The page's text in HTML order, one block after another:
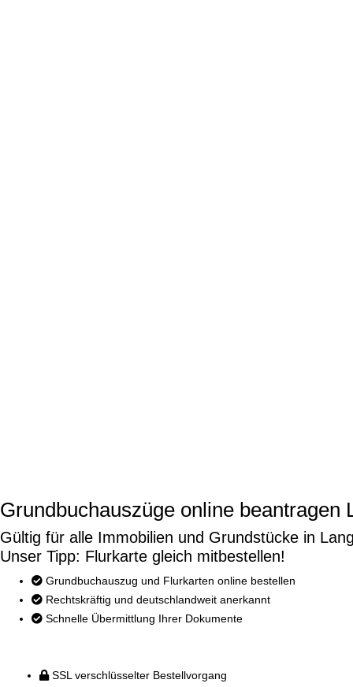
Grundbuchauszüge online beantragen
Gültig für alle Immobilien und Grundstücke in
Unser Tipp: Flurkarte gleich mitbestellen!
Grundbuchauszug und Flurkarten online bestellen
Rechtskräftig und deutschlandweit anerkannt
Schnelle Übermittlung Ihrer Dokumente
SSL verschlüsselter Bestellvorgang